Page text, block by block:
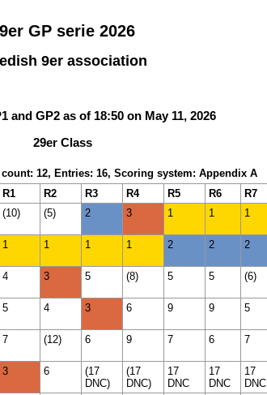
GP serie 2026
9er association
and GP2 as of 18:50 on May 11, 2026
29er Class
12, Entries: 16, Scoring system: Appendix A
R1 R2 R3 R4 R5 R6 R7
(10) (5) 2 3 1 1 1
1 1 1 1 2 2 2
4 3 5 (8) 5 5 (6)
5 4 3 6 9 9 5
7 (12) 6 9 7 6 7
3 6
(17
DNC)
(17
DNC)
17
DNC
17
DNC
17
DNC